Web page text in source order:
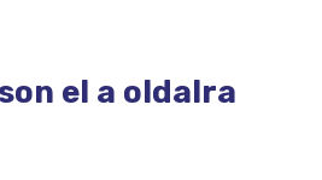
el a oldalra